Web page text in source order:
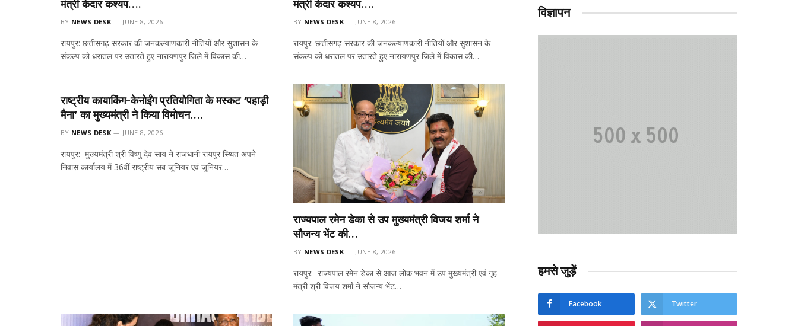
मंत्री केदार कश्यप….
BY NEWS DESK JUNE 8, 2026
रायपुर: छत्तीसगढ़ सरकार की जनकल्याणकारी नीतियों और सुशासन के
संकल्प को धरातल पर उतारते हुए नारायणपुर जिले में विकास की…
मंत्री केदार कश्यप….
BY NEWS DESK JUNE 8, 2026
रायपुर: छत्तीसगढ़ सरकार की जनकल्याणकारी नीतियों और सुशासन के
संकल्प को धरातल पर उतारते हुए नारायणपुर जिले में विकास की…
राष्ट्रीय कायाकिंग-केनोईंग प्रतियोगिता के मस्कट ‘पहाड़ी
मैना’ का मुख्यमंत्री ने किया विमोचन….
BY NEWS DESK JUNE 8, 2026
रायपुर: मुख्यमंत्री श्री विष्णु देव साय ने राजधानी रायपुर स्थित अपने
निवास कार्यालय में 36वीं राष्ट्रीय सब जूनियर एवं जूनियर…
राज्यपाल रमेन डेका से उप मुख्यमंत्री विजय शर्मा ने
सौजन्य भेंट की…
BY NEWS DESK JUNE 8, 2026
रायपुर: राज्यपाल रमेन डेका से आज लोक भवन में उप मुख्यमंत्री एवं गृह
मंत्री श्री विजय शर्मा ने सौजन्य भेंट…
विज्ञापन
हमसे जुड़ें
Facebook Twitter